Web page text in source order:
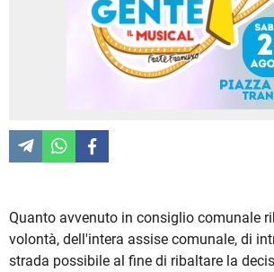
Quanto avvenuto in consiglio comunale
volontà, dell'intera assise comunale, di
strada possibile al fine di ribaltare la